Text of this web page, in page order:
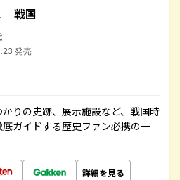
戦国
発売
りの史跡、展示施設など、戦国時
ガイドする歴史ファン必携の一
詳細を見る